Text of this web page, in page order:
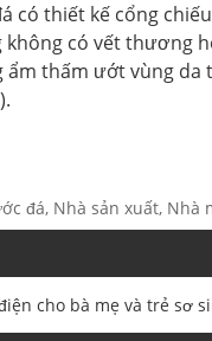
có thiết kế cổng
có vết thương
thấm ướt vùng
đá, Nhà sản xuất,
cho bà mẹ và trẻ sơ